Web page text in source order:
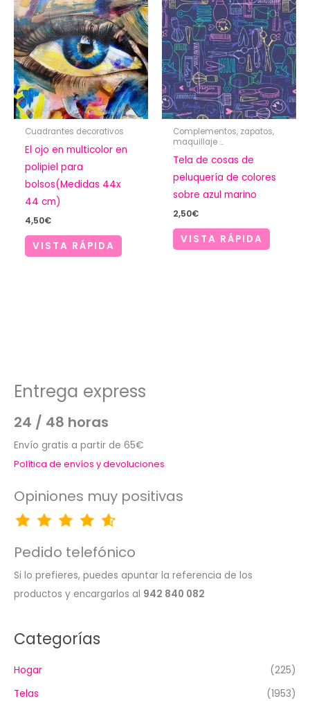
Cuadrantes decorativos
El ojo en multicolor en
polipiel para
bolsos(Medidas 44x
44 cm)
4,50€
VISTA RÁPIDA
Complementos, zapatos,
maquillaje ...
Tela de cosas de
peluquería de colores
sobre azul marino
2,50€
VISTA RÁPIDA
Entrega express
24 / 48 horas
Envío gratis a partir de 65€
Política de envíos y devoluciones
Opiniones muy positivas
Pedido telefónico
Si lo prefieres, puedes apuntar la referencia de los
productos y encargarlos al 942 840 082
Categorías
Hogar
(225)
Telas
(1953)